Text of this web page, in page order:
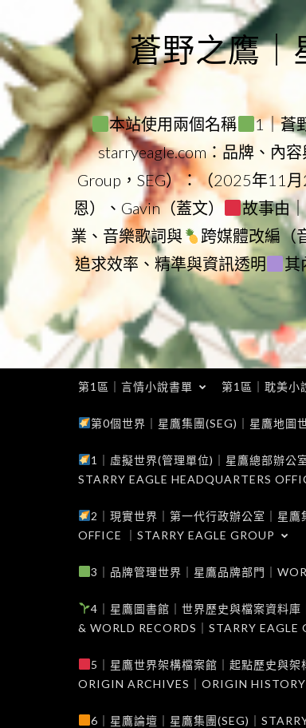
to
content
蒼野之鷹｜
本站使用兩個名稱 1｜蒼
starryeagle.com：品牌、內
Group，SEG）：（2025年11
恩）、Gavin（蓋文）
故事由
業、音樂歌詞與
跨媒體改編（
追求效率、精準與資訊透明
其
第1區｜言情小說書單 第1區｜耽美小
第0個世界｜星鷹集團(SEG)｜星鷹地圖
1｜虛擬世界(管理單位)｜星鷹總部辦
STARRY EAGLE HEADQUARTERS
2｜現實世界｜第一代行政辦公室｜星
OFFICE ｜STARRY EAGLE GROUP
3｜品牌管理世界｜星鷹品牌部門｜
4｜星鷹圖書館｜世界歷史與檔案資料
& WORLD RECORDS｜STARRY EAGLE
5｜星鷹世界架構檔案館｜起點歷史與
ORIGIN ARCHIVES｜ORIGIN
6｜星鷹論壇｜星鷹集團(SEG)｜